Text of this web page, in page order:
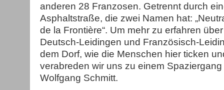
anderen 28 Franzosen. Getrennt durch
Asphaltstraße, die zwei Namen hat:
de la Frontière“. Um mehr zu erfahren
Deutsch-Leidingen und Französisch-
dem Dorf, wie die Menschen hier ticken
verabreden wir uns zu einem
Wolfgang Schmitt.